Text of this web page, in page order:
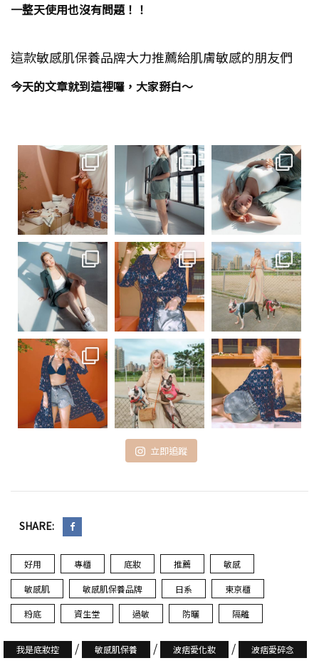
一整天使用也沒有問題！！
這款敏感肌保養品牌大力推薦給肌膚敏感的朋友們
今天的文章就到這裡囉，大家掰白～
立即追蹤
SHARE:
好用 專櫃 底妝 推薦 敏感
敏感肌 敏感肌保養品牌 日系 東京櫃
粉底 資生堂 過敏 防曬 隔離
我是底妝控 / 敏感肌保養 / 波痞愛化妝 / 波痞愛碎念